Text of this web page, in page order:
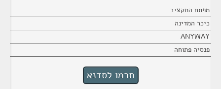
מפתח התקציב
כיכר המדינה
ANYWAY
פנסיה פתוחה